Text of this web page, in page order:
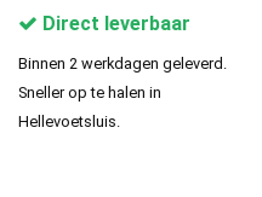
Direct leverbaar
Binnen 2 werkdagen geleverd.
Sneller op te halen in
Hellevoetsluis.